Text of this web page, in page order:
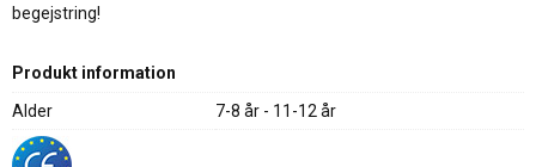
begejstring!
Produkt information
Alder
7-8 år - 11-12 år